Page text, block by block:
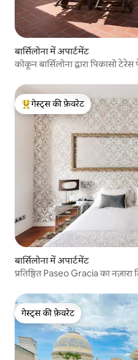
बार्सिलोना में अपार्टमेंट
कोकून बार्सिलोना द्वारा पिकासो
गेस्ट्स का टॉप फ़ेवरेट
गेस्ट्स की फ़ेवरेट
बार्सिलोना में अपार्टमेंट
प्रतिष्ठित Paseo Gracia का
गेस्ट्स की फ़ेवरेट
गेस्ट्स की फ़ेवरेट